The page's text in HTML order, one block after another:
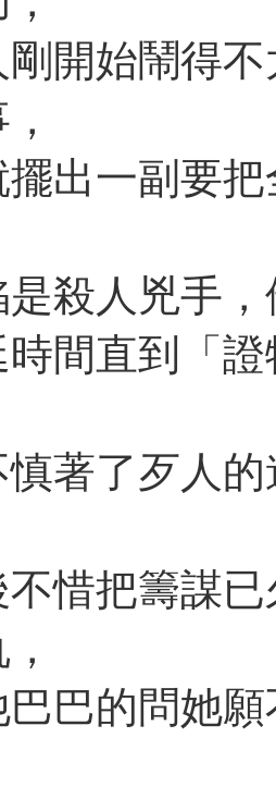
開始鬧得
出一副要
殺人兇手
時間直到「
著了歹人
惜把籌謀
巴巴的問她